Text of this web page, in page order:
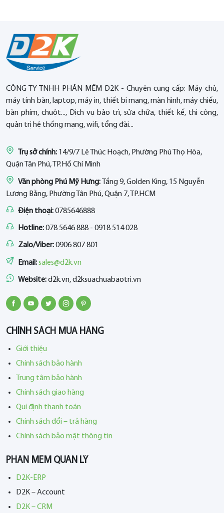
CÔNG TY TNHH PHẦN MỀM D2K - Chuyên cung cấp: Máy chủ,
máy tính bàn, laptop, máy in, thiết bị mạng, màn hình, máy chiếu,
bàn phím, chuột..., Dịch vụ bảo trì, sửa chữa, thiết kế, thi công,
quản trị hệ thống mạng, wifi, tổng đài...
Trụ sở chính: 14/9/7 Lê Thúc Hoạch, Phường Phú Thọ Hòa,
Quận Tân Phú, TP.Hồ Chí Minh
Văn phòng Phú Mỹ Hưng:
Tầng 9, Golden King, 15 Nguyễn
Lương Bằng, Phường Tân Phú, Quận 7, TP.HCM
Điện thoại:0785646888
Hotline:078 5646 888 - 0918 514 028
Zalo/Viber:0906 807 801
Email:sales@d2k.vn
Website:d2k.vn, d2ksuachuabaotri.vn
CHÍNH SÁCH MUA HÀNG
Giới thiệu
Chính sách bảo hành
Trung tâm bảo hành
Chính sách giao hàng
Qui định thanh toán
Chính sách đổi – trả hàng
Chính sách bảo mật thông tin
PHẦN MỀM QUẢN LÝ
D2K-ERP
D2K – Account
D2K – CRM